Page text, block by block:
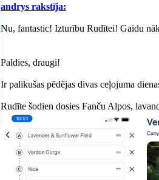
andrys rakstīja:
Nu, fantastic! Izturību Rudītei! Gaidu
Paldies, draugi!
Ir palikušas pēdējas divas ceļojuma
Rudīte šodien dosies Fanču Alpos,